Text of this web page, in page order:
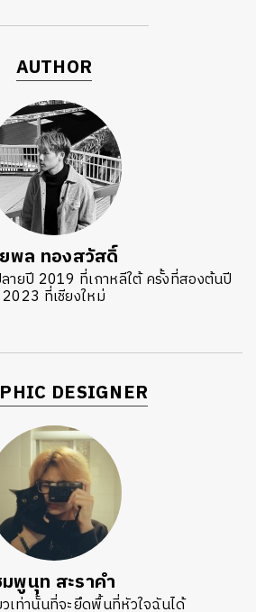
AUTHOR
พล ทองสวัสดิ์
ายปี 2019 ที่เกาหลีใต้ ครั้งที่สองต้นปี
2023 ที่เชียงใหม่
DESIGNER
พูนุท สะราคำ
เท่านั้นที่จะยึดพื้นที่หัวใจฉันได้